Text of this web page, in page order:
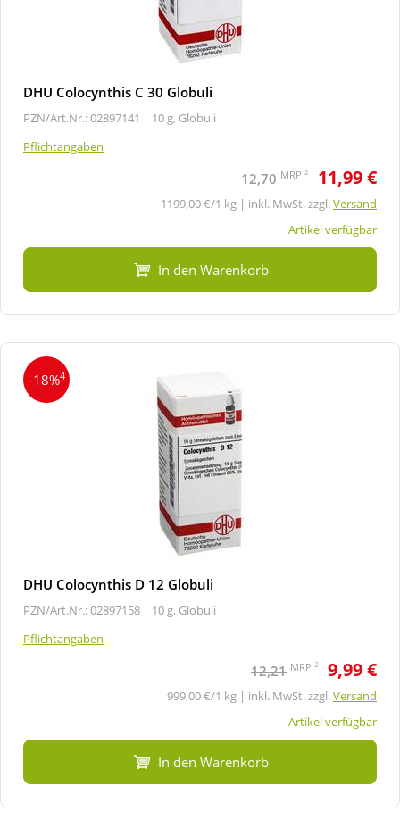
DHU Colocynthis C 30 Globuli
PZN/Art.Nr.: 02897141 | 10 g, Globuli
Pflichtangaben
12,70 MRP 2 11,99 €
1199,00 €/1 kg | inkl. MwSt. zzgl.Versand
Artikel verfügbar
In den Warenkorb
-18%4
DHU Colocynthis D 12 Globuli
PZN/Art.Nr.: 02897158 | 10 g, Globuli
Pflichtangaben
12,21 MRP 2 9,99 €
999,00 €/1 kg | inkl. MwSt. zzgl.Versand
Artikel verfügbar
In den Warenkorb